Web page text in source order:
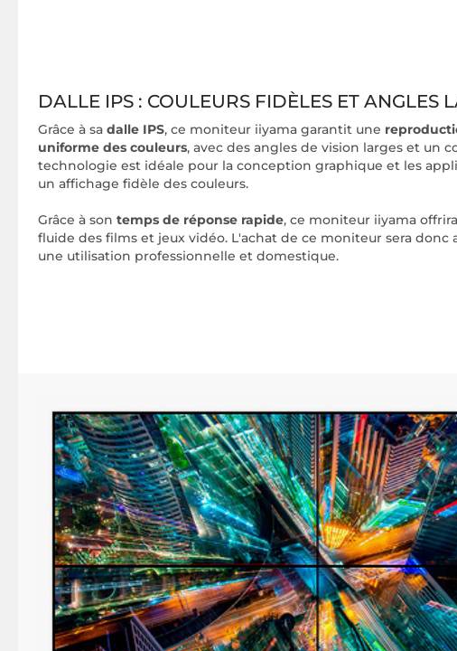
DALLE IPS : COULEURS FIDÈLES ET ANGLES
Grâce à sa dalle IPS, ce moniteur iiyama garantit une
uniforme des couleurs, avec des angles de vision larges et un
technologie est idéale pour la conception graphique et les
un affichage fidèle des couleurs.
Grâce à son temps de réponse rapide, ce moniteur iiyama
fluide des films et jeux vidéo. L'achat de ce moniteur sera donc
une utilisation professionnelle et domestique.